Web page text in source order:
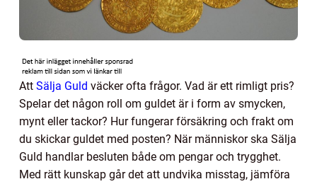
Att Sälja Guld väcker ofta frågor. Vad är ett rimligt pris?
Spelar det någon roll om guldet är i form av smycken,
mynt eller tackor? Hur fungerar försäkring och frakt om
du skickar guldet med posten? När människor ska Sälja
Guld handlar besluten både om pengar och trygghet.
Med rätt kunskap går det att undvika misstag, jämföra